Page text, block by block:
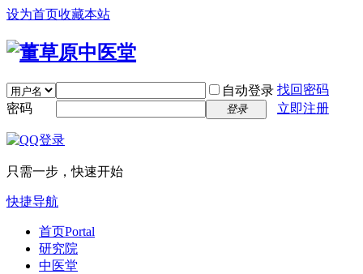
设为首页收藏本站
自动登录 找回密码
密码
登录 立即注册
只需一步，快速开始
快捷导航
首页Portal
研究院
中医堂